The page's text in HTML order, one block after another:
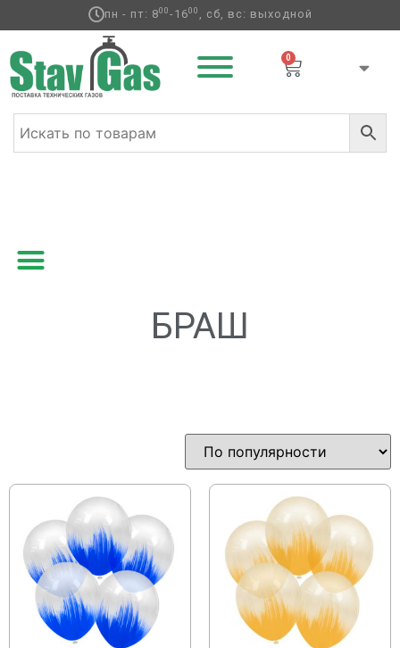
пн - пт: 800-1600 , сб, вс: выходной
0
БРАШ